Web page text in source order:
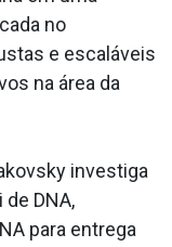
no
e escaláveis
na área da
investiga
DNA,
para entrega